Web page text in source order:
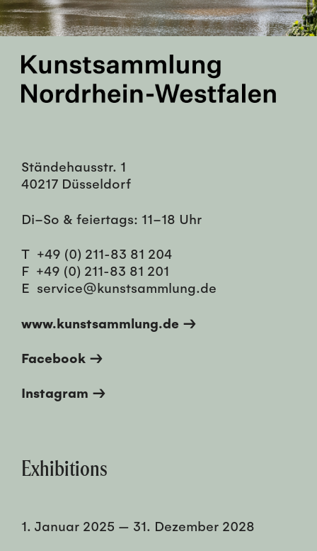
Ständehausstr. 1
40217 Düsseldorf
Di–So & feiertags: 11–18 Uhr
T +49 (0) 211-83 81 204
F +49 (0) 211-83 81 201
E service@kunstsammlung.de
www.kunstsammlung.de →
Facebook →
Instagram →
Exhibitions
1. Januar 2025 — 31. Dezember 2028